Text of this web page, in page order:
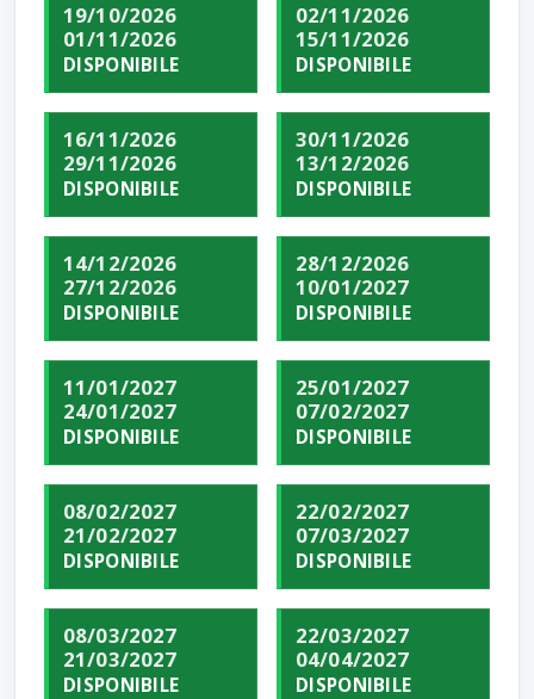
19/10/2026
01/11/2026
DISPONIBILE
02/11/2026
15/11/2026
DISPONIBILE
16/11/2026
29/11/2026
DISPONIBILE
30/11/2026
13/12/2026
DISPONIBILE
14/12/2026
27/12/2026
DISPONIBILE
28/12/2026
10/01/2027
DISPONIBILE
11/01/2027
24/01/2027
DISPONIBILE
25/01/2027
07/02/2027
DISPONIBILE
08/02/2027
21/02/2027
DISPONIBILE
22/02/2027
07/03/2027
DISPONIBILE
08/03/2027
21/03/2027
DISPONIBILE
22/03/2027
04/04/2027
DISPONIBILE